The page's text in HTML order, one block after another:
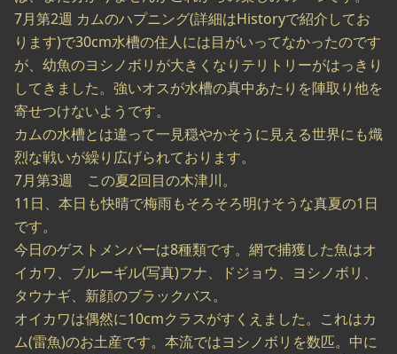
7月第2週 カムのハプニング(詳細はHistoryで紹介してお
ります)で30cm水槽の住人には目がいってなかったのです
が、幼魚のヨシノボリが大きくなりテリトリーがはっきり
してきました。強いオスが水槽の真中あたりを陣取り他を
寄せつけないようです。
カムの水槽とは違って一見穏やかそうに見える世界にも熾
烈な戦いが繰り広げられております。
7月第3週 この夏2回目の木津川。
11日、本日も快晴で梅雨もそろそろ明けそうな真夏の1日
です。
今日のゲストメンバーは8種類です。網で捕獲した魚はオ
イカワ、ブルーギル(写真)フナ、ドジョウ、ヨシノボリ、
タウナギ、新顔のブラックバス。
オイカワは偶然に10cmクラスがすくえました。これはカ
ム(雷魚)のお土産です。本流ではヨシノボリを数匹。中に